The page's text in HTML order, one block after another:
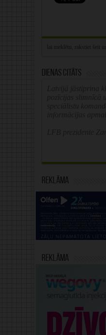
Dienas citāts
Reklāma
Reklāma